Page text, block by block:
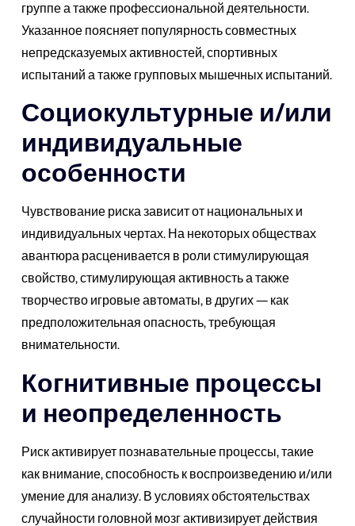
группе а также профессиональной деятельности.
Указанное поясняет популярность совместных
непредсказуемых активностей, спортивных
испытаний а также групповых мышечных испытаний.
Социокультурные и/или
индивидуальные
особенности
Чувствование риска зависит от национальных и
индивидуальных чертах. На некоторых обществах
авантюра расценивается в роли стимулирующая
свойство, стимулирующая активность а также
творчество игровые автоматы, в других — как
предположительная опасность, требующая
внимательности.
Когнитивные процессы
и неопределенность
Риск активирует познавательные процессы, такие
как внимание, способность к воспроизведению и/или
умение для анализу. В условиях обстоятельствах
случайности головной мозг активизирует действия